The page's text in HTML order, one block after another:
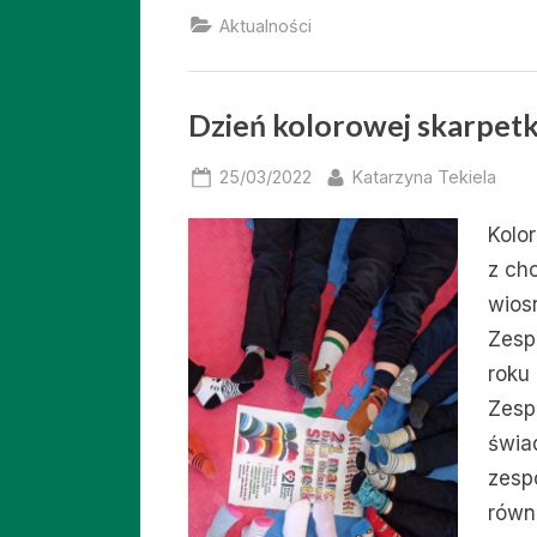
Aktualności
Dzień kolorowej
Posted
25/03/2022 By
Katarzyna Tekiela
z
roku